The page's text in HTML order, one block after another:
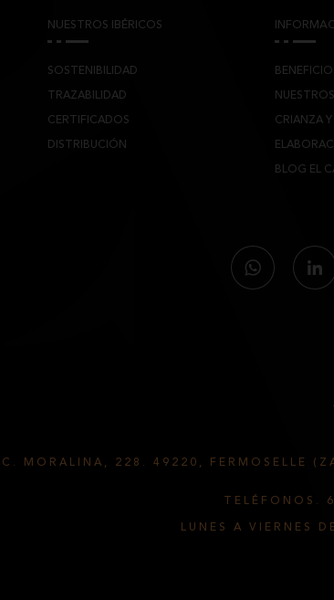
NUESTROS IBÉRICOS
SOSTENIBILIDAD
TRAZABILIDAD
CERTIFICADOS
DISTRIBUCIÓN
CRIANZA
BLOG EL
C. MORALINA, 228. 49220, FERMOSELLE
TELÉFONOS.
LUNES A VIERNES